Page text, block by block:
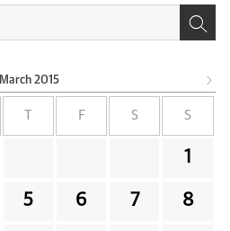
March 2015
F S S
1
5 6 7 8